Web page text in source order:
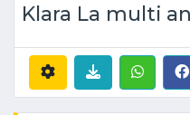
Klara La multi